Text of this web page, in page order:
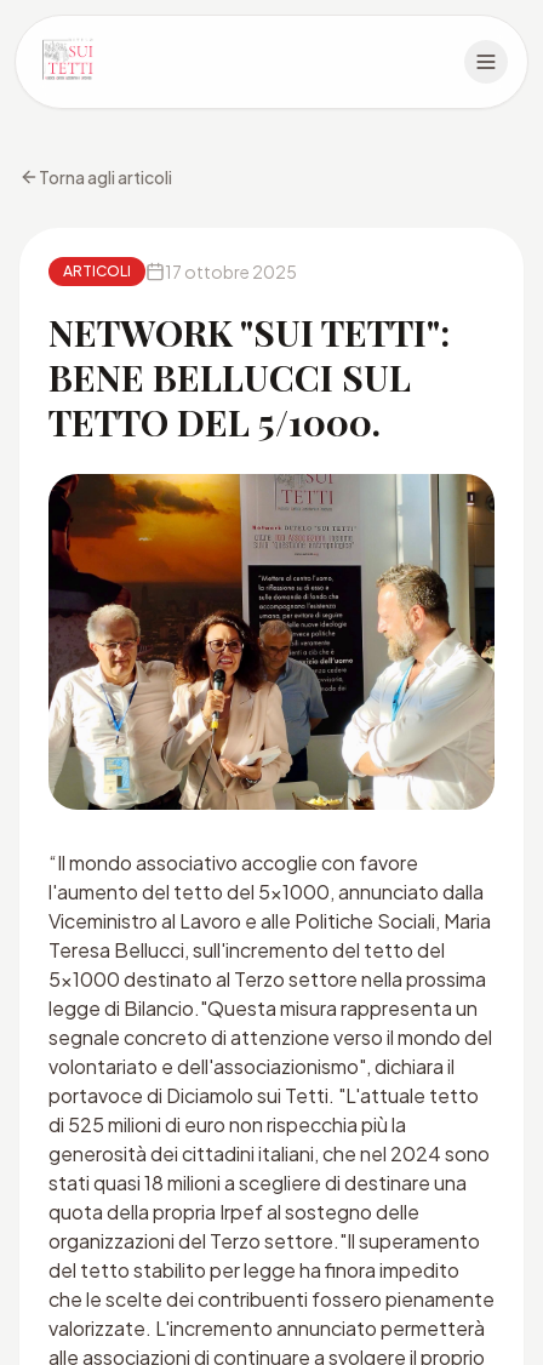
Torna agli articoli
ARTICOLI 17 ottobre 2025
NETWORK "SUI TETTI":
BENE BELLUCCI SUL
TETTO DEL 5/1000.
“Il mondo associativo accoglie con favore
l'aumento del tetto del 5x1000, annunciato dalla
Viceministro al Lavoro e alle Politiche Sociali, Maria
Teresa Bellucci, sull'incremento del tetto del
5x1000 destinato al Terzo settore nella prossima
legge di Bilancio."Questa misura rappresenta un
segnale concreto di attenzione verso il mondo del
volontariato e dell'associazionismo", dichiara il
portavoce di Diciamolo sui Tetti. "L'attuale tetto
di 525 milioni di euro non rispecchia più la
generosità dei cittadini italiani, che nel 2024 sono
stati quasi 18 milioni a scegliere di destinare una
quota della propria Irpef al sostegno delle
organizzazioni del Terzo settore."Il superamento
del tetto stabilito per legge ha finora impedito
che le scelte dei contribuenti fossero pienamente
valorizzate. L'incremento annunciato permetterà
alle associazioni di continuare a svolgere il proprio